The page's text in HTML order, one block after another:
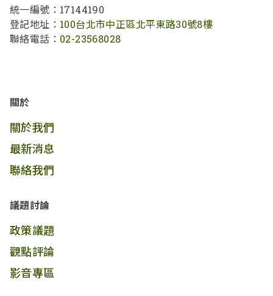
統一編號：17144190
登記地址： 100台北市中正區北平東路30號8樓
聯絡電話： 02-23568028
關於
關於我們
最新消息
聯絡我們
議題討論
政策議題
觀點評論
影音專區